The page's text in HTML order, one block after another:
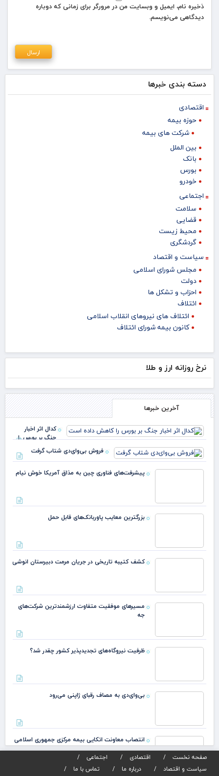
ذخیره نام، ایمیل و وبسایت من در مرورگر برای زمانی که دوباره
دیدگاهی می‌نویسم.
دسته بندی خبرها
اقتصادی
حوزه بیمه
شرکت های بیمه
بین الملل
بانک
بورس
خودرو
اجتماعی
سلامت
قضایی
محیط زیست
گردشگری
سیاست و اقتصاد
مجلس شورای اسلامی
دولت
احزاب و تشکل ها
ائتلاف
ائتلاف های نیروهای انقلاب اسلامی
کانون بیمه شورای ائتلاف
نرخ روزانه ارز و طلا
آخرین خبرها
کدال اثر اخبار
جنگ بر بورس را
کاهش داده است
فروش بی‌وای‌دی شتاب گرفت
پیشرفت‌های فناوری چین به مذاق آمریکا خوش نیام
بزرگترین معایب پاوربانک‌های قابل حمل
کشف کتیبه تاریخی در جریان مرمت دبیرستان انوشی
مسیرهای موفقیت متفاوت ارزشمندترین شرکت‌های
جه
ظرفیت نیروگاه‌های تجدیدپذیر کشور چقدر شد؟
بی‌وای‌دی به مصاف رقبای ژاپنی می‌رود
انتصاب معاونت اتکایی بیمه مرکزی جمهوری اسلامی
صفحه نخست
اقتصادی
اجتماعی
سیاست و اقتصاد
درباره ما تماس با ما